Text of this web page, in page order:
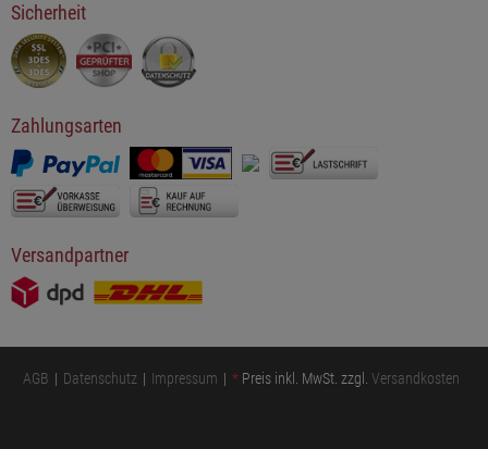
Sicherheit
Zahlungsarten
Versandpartner
AGB Datenschutz Impressum * Preis inkl. MwSt. zzgl. Versandkosten